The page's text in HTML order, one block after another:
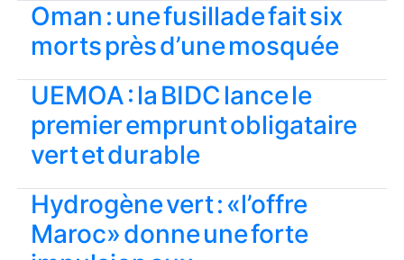
Oman : une fusillade fait six
morts près d’une mosquée
UEMOA : la BIDC lance le
premier emprunt obligataire
vert et durable
Hydrogène vert : «l’offre
Maroc» donne une forte